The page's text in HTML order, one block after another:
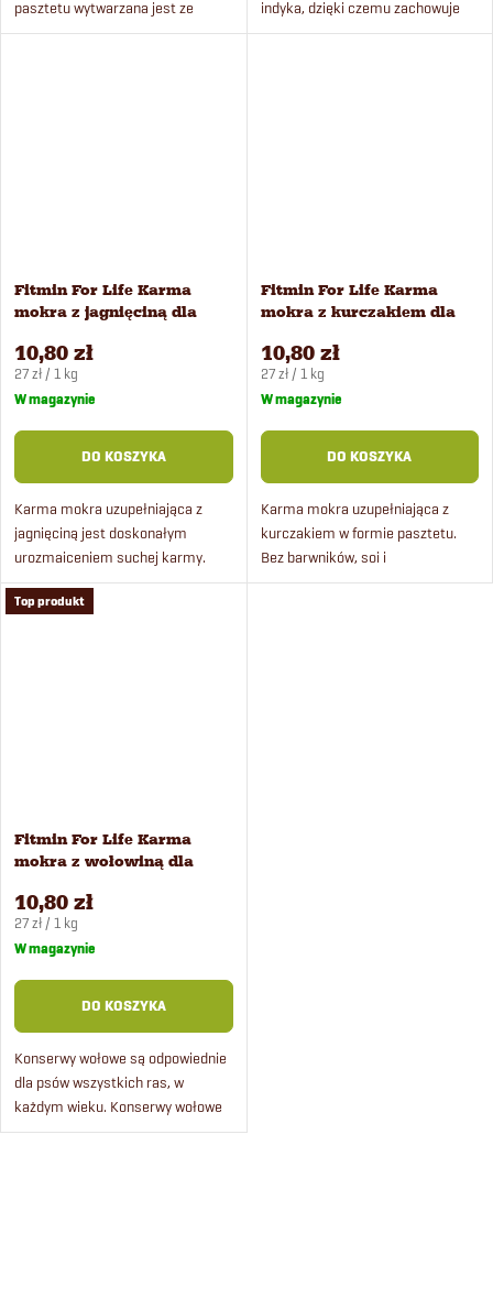
pasztetu wytwarzana jest ze
świeżego mięsa, dzięki czemu
indyka, dzięki czemu zachowuje
swój niepowtarzalny smak.
Fitmin For Life Karma
mokra z jagnięciną dla
10,80 zł
Cena
jednostkowa:
27 zł / 1 kg
W magazynie
DO KOSZYKA
Karma mokra uzupełniająca z
jagnięciną jest doskonałym
urozmaiceniem suchej karmy.
Łagodna obróbka termiczna
pozwala zachować właściwości
Fitmin For Life Karma
mokra z kurczakiem dla
10,80 zł
Cena
jednostkowa:
27 zł / 1 kg
W magazynie
DO KOSZYKA
Karma mokra uzupełniająca z
kurczakiem w formie pasztetu.
Bez barwników, soi i
aromatów. Twój pies będzie
Top produkt
Fitmin For Life Karma
mokra z wołowiną dla
10,80 zł
Cena
jednostkowa:
27 zł / 1 kg
W magazynie
DO KOSZYKA
Konserwy wołowe są odpowiednie
dla psów wszystkich ras, w
każdym wieku. Konserwy wołowe
przypadną do gustu nawet